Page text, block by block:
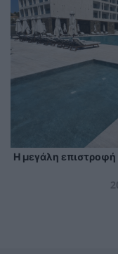
Η μεγάλη επιστροφή